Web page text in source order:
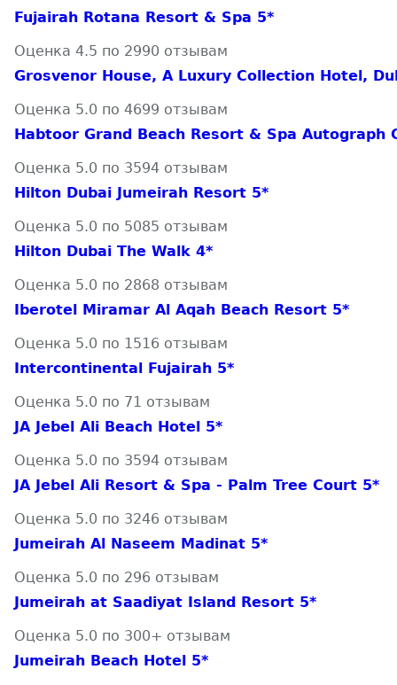
Fujairah Rotana Resort & Spa 5*
Оценка 4.5 по 2990 отзывам
Grosvenor House, A Luxury Collection Hotel,
Оценка 5.0 по 4699 отзывам
Habtoor Grand Beach Resort & Spa Autograph
Оценка 5.0 по 3594 отзывам
Hilton Dubai Jumeirah Resort 5*
Оценка 5.0 по 5085 отзывам
Hilton Dubai The Walk 4*
Оценка 5.0 по 2868 отзывам
Iberotel Miramar Al Aqah Beach Resort 5*
Оценка 5.0 по 1516 отзывам
Intercontinental Fujairah 5*
Оценка 5.0 по 71 отзывам
JA Jebel Ali Beach Hotel 5*
Оценка 5.0 по 3594 отзывам
JA Jebel Ali Resort & Spa - Palm Tree Court 5*
Оценка 5.0 по 3246 отзывам
Jumeirah Al Naseem Madinat 5*
Оценка 5.0 по 296 отзывам
Jumeirah at Saadiyat Island Resort 5*
Оценка 5.0 по 300+ отзывам
Jumeirah Beach Hotel 5*